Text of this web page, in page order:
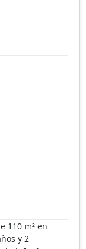
110 m² en
y 2